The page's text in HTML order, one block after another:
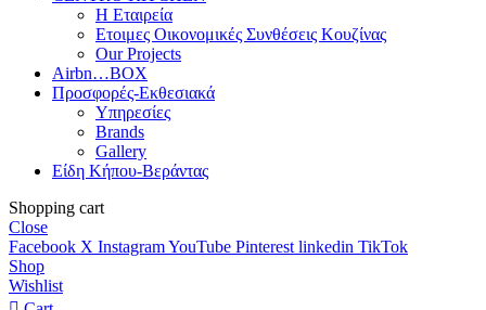
Η Εταιρεία
Ετοιμες Οικονομικές Συνθέσεις Κουζίνας
Our Projects
Airbn…BOX
Προσφορές-Εκθεσιακά
Υπηρεσίες
Brands
Gallery
Είδη Κήπου-Βεράντας
Shopping cart
Close
Facebook X InstagramYouTube Pinterest linkedin TikTok
Shop
Wishlist